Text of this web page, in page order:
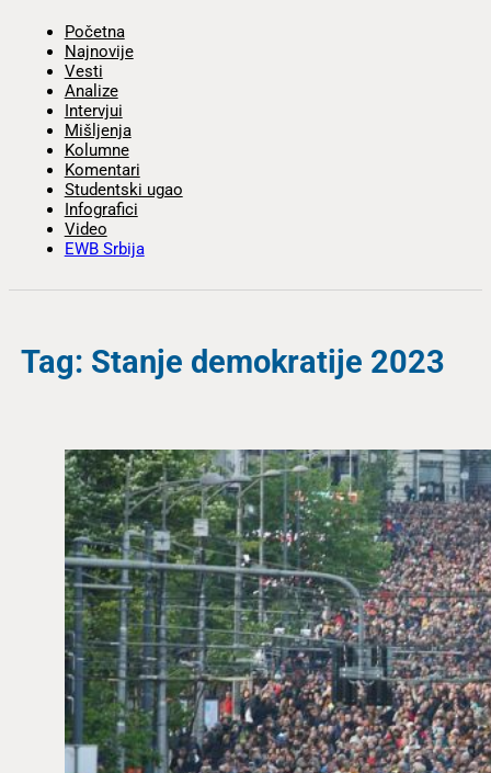
Početna
Najnovije
Vesti
Analize
Intervjui
Mišljenja
Kolumne
Komentari
Studentski ugao
Infografici
Video
EWB Srbija
Tag: Stanje demokratije 2023